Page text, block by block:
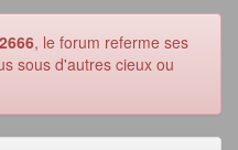
2666, le forum referme ses
sous d'autres cieux ou